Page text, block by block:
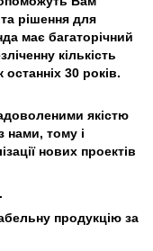
рішення для
має багаторічний
кількість
30 років.
якістю
нами, тому і
нових проектів
продукцію за